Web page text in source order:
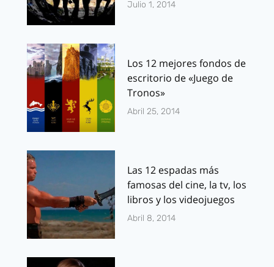
Julio 1, 2014
Los 12 mejores fondos de
escritorio de «Juego de
Tronos»
Abril 25, 2014
Las 12 espadas más
famosas del cine, la tv, los
libros y los videojuegos
Abril 8, 2014